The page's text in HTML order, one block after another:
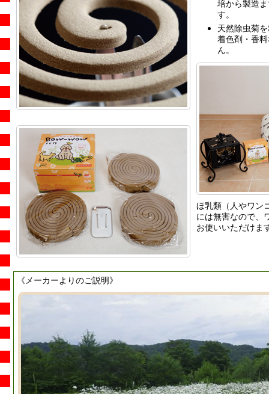
培から製造
す。
天然除虫菊
着色剤・香
ん。
ほ乳類（人やワン
には無害なので、
お使いいただけま
《メーカーよりのご説明》